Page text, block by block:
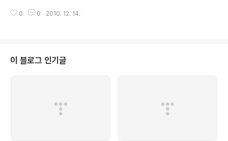
폼의 기반이 되는 자바 컴포넌트 에 대해 소송을 제기했다는 것은 모바일과 임
줄 수 있다. 속을 들여다 보면 이렇다. 안드로이드 앱은 자바 언어의 제한적인 파
생언어로 작성되며, 이는 안드로이드 플랫폼이 발표 시점부터 방대하고 기술력
0 0 2010. 12. 14.
이 블로그 인기글